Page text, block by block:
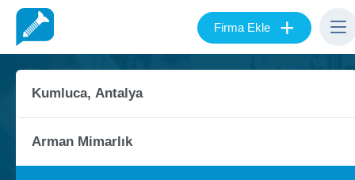
Firma Ekle +